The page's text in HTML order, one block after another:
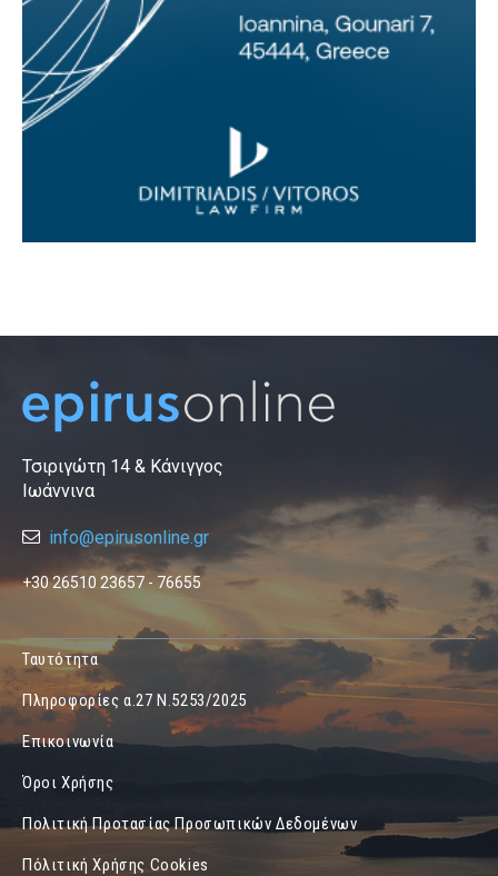
Τσιριγώτη 14 & Κάνιγγος
Ιωάννινα
info@epirusonline.gr
+30 26510 23657 - 76655
Ταυτότητα
Πληροφορίες α.27 Ν.5253/2025
Επικοινωνία
Όροι Χρήσης
Πολιτική Προτασίας Προσωπικών Δεδομένων
Πόλιτική Χρήσης Cookies